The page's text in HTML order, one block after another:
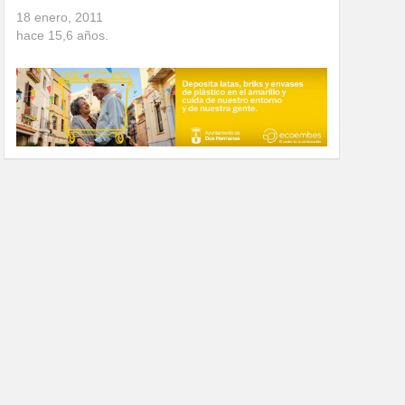
18 enero, 2011
hace 15,6 años.